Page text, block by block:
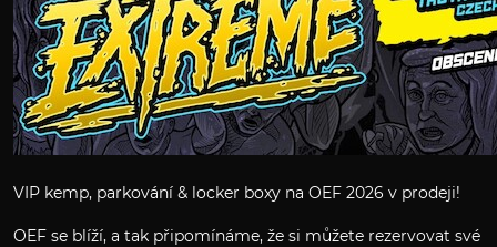
VIP kemp, parkování & locker boxy na OEF 2026 v prodeji!
OEF se blíží, a tak připomínáme, že si můžete rezervovat své